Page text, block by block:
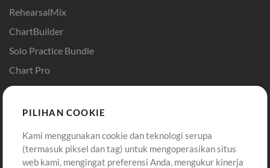
RehearsalMix
ChartBuilder
Solo Practice Bundle
Chart Pro
Template ProPresenter
Sound
Pembelian
Beli Kredit
Akun
Masuk
PILIHAN COOKIE
Kami menggunakan cookie dan teknologi serupa
(termasuk piksel dan tag) untuk mengoperasikan situs
web kami, mengingat preferensi Anda, mengukur kinerja